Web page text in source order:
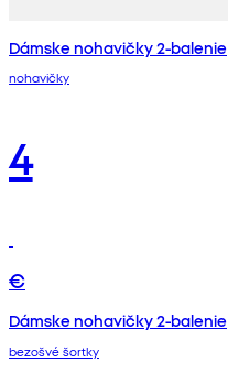
Dámske nohavičky 2-balenie
nohavičky
4
€
Dámske nohavičky 2-balenie
bezošvé šortky